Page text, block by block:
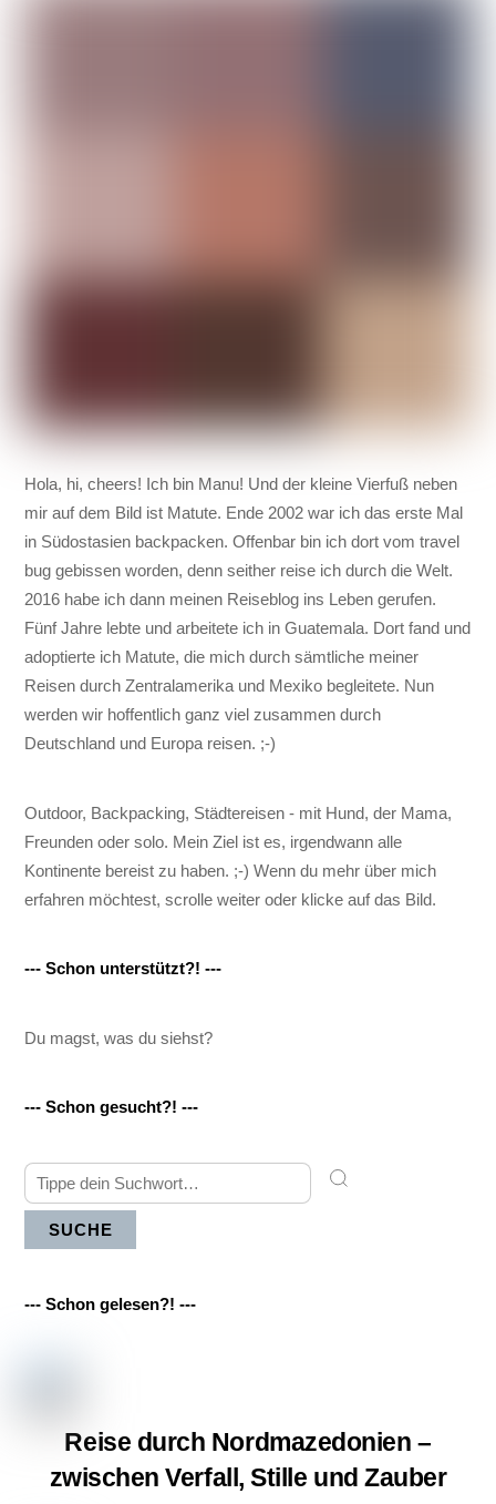
Hola, hi, cheers! Ich bin Manu! Und der kleine Vierfuß neben
mir auf dem Bild ist Matute. Ende 2002 war ich das erste Mal
in Südostasien backpacken. Offenbar bin ich dort vom travel
bug gebissen worden, denn seither reise ich durch die Welt.
2016 habe ich dann meinen Reiseblog ins Leben gerufen.
Fünf Jahre lebte und arbeitete ich in Guatemala. Dort fand und
adoptierte ich Matute, die mich durch sämtliche meiner
Reisen durch Zentralamerika und Mexiko begleitete. Nun
werden wir hoffentlich ganz viel zusammen durch
Deutschland und Europa reisen. ;-)
Outdoor, Backpacking, Städtereisen - mit Hund, der Mama,
Freunden oder solo. Mein Ziel ist es, irgendwann alle
Kontinente bereist zu haben. ;-) Wenn du mehr über mich
erfahren möchtest, scrolle weiter oder klicke auf das Bild.
--- Schon unterstützt?! ---
Du magst, was du siehst?
--- Schon gesucht?! ---
SUCHE
--- Schon gelesen?! ---
Reise durch Nordmazedonien –
zwischen Verfall, Stille und Zauber